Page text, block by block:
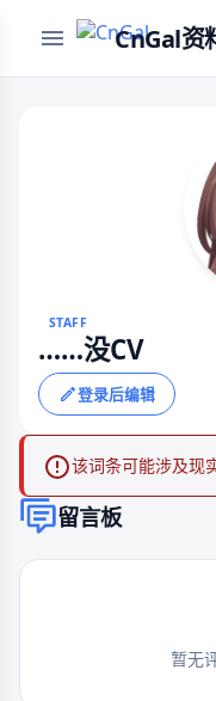
CnGal资
STAFF
……没CV
登录后编辑
该词条可能涉及现
留言板
暂无